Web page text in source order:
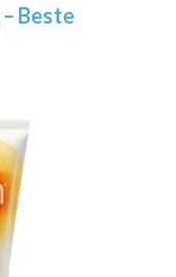
– Beste